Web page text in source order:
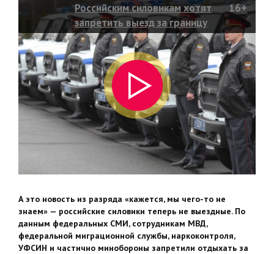
Российским силовикам хотят
запретить выезд за границу
16+
А это новость из разряда «кажется, мы чего-то не
знаем» — российские силовики теперь не выездные. По
данным федеральных СМИ, сотрудникам МВД,
федеральной миграционной службы, наркоконтроля,
УФСИН и частично минобороны запретили отдыхать за